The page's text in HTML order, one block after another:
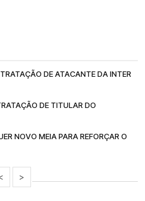
DE ATACANTE DA INTER
DE TITULAR DO
NOVO MEIA PARA REFORÇAR O
>